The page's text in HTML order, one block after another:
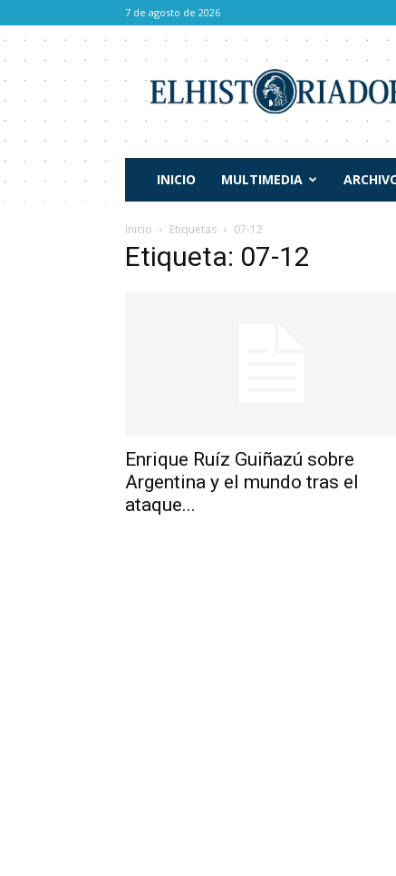
7 de agosto de 2026
Historiador
INICIO MULTIMEDIA
Inicio Etiquetas 07-12
Etiqueta: 07-12
Enrique Ruíz Guiñazú sobre
Argentina y el mundo tras el
ataque...